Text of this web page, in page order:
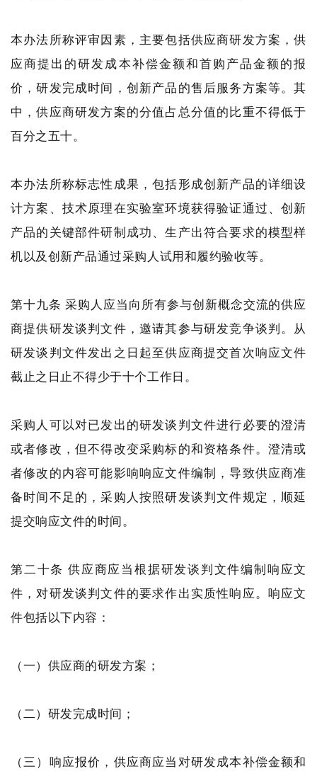
本办法所称评审因素，主要包括供应商研发方案，供
应商提出的研发成本补偿金额和首购产品金额的报
价，研发完成时间，创新产品的售后服务方案等。其
中，供应商研发方案的分值占总分值的比重不得低于
百分之五十。
本办法所称标志性成果，包括形成创新产品的详细设
计方案、技术原理在实验室环境获得验证通过、创新
产品的关键部件研制成功、生产出符合要求的模型样
机以及创新产品通过采购人试用和履约验收等。
第十九条 采购人应当向所有参与创新概念交流的供应
商提供研发谈判文件，邀请其参与研发竞争谈判。从
研发谈判文件发出之日起至供应商提交首次响应文件
截止之日止不得少于十个工作日。
采购人可以对已发出的研发谈判文件进行必要的澄清
或者修改，但不得改变采购标的和资格条件。澄清或
者修改的内容可能影响响应文件编制，导致供应商准
备时间不足的，采购人按照研发谈判文件规定，顺延
提交响应文件的时间。
第二十条 供应商应当根据研发谈判文件编制响应文
件，对研发谈判文件的要求作出实质性响应。响应文
件包括以下内容：
（一）供应商的研发方案；
（二）研发完成时间；
（三）响应报价，供应商应当对研发成本补偿金额和